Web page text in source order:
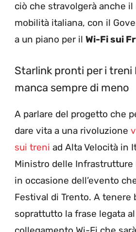
ciò che stravolgerà anche il
mobilità italiana, con il
a un piano per il Wi-Fi sui
Starlink pronti per i treni
manca sempre di meno
A parlare del progetto che
dare vita a una rivoluzione
sui treni ad Alta Velocità in
Ministro delle Infrastrutture
in occasione dell’evento
Festival di Trento. A tenere
soprattutto la frase legata